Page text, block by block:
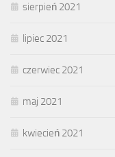
sierpień 2021
lipiec 2021
czerwiec 2021
maj 2021
kwiecień 2021